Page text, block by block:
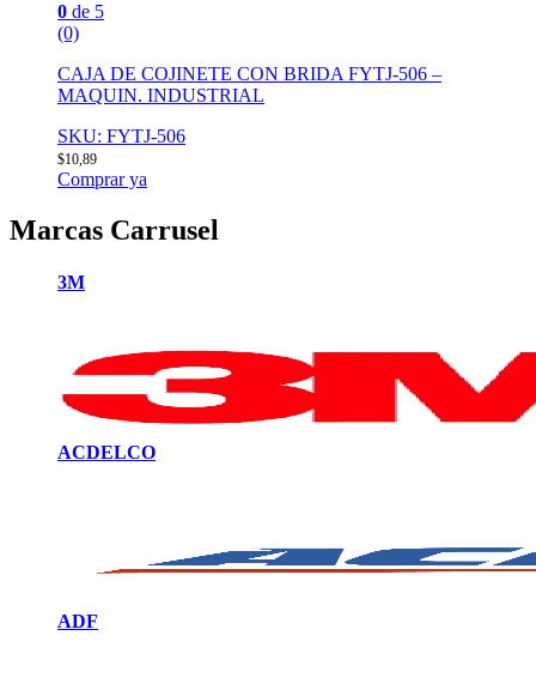
0 de 5
(0)
CAJA DE COJINETE CON BRIDA FYTJ-506 –
MAQUIN. INDUSTRIAL
SKU: FYTJ-506
$10,89
Comprar ya
Marcas Carrusel
3M
ACDELCO
ADF